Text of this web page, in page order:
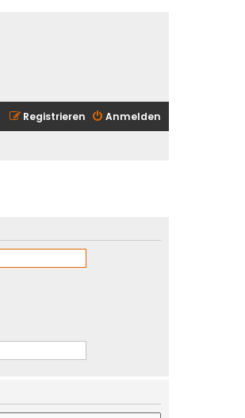
Anmelden
Registrieren